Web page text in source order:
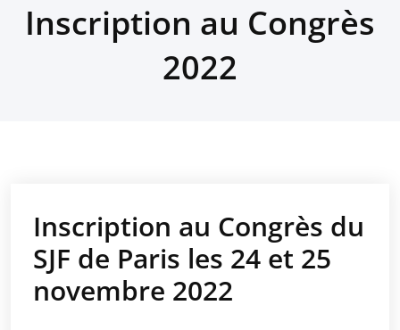
Inscription au Congrès
2022
Inscription au Congrès du
SJF de Paris les 24 et 25
novembre 2022